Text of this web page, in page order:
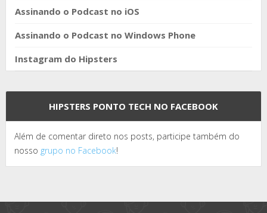
Assinando o Podcast no iOS
Assinando o Podcast no Windows Phone
Instagram do Hipsters
HIPSTERS PONTO TECH NO FACEBOOK
Além de comentar direto nos posts, participe também do
nosso grupo no Facebook!